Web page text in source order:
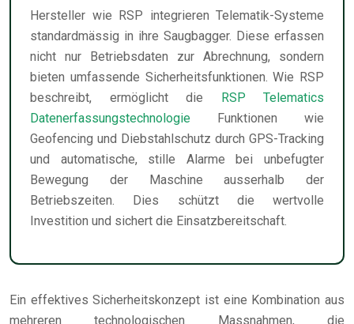
Hersteller wie RSP integrieren Telematik-Systeme
standardmässig in ihre Saugbagger. Diese erfassen
nicht nur Betriebsdaten zur Abrechnung, sondern
bieten umfassende Sicherheitsfunktionen. Wie RSP
beschreibt, ermöglicht die RSP Telematics
Datenerfassungstechnologie Funktionen wie
Geofencing und Diebstahlschutz durch GPS-Tracking
und automatische, stille Alarme bei unbefugter
Bewegung der Maschine ausserhalb der
Betriebszeiten. Dies schützt die wertvolle
Investition und sichert die Einsatzbereitschaft.
Ein effektives Sicherheitskonzept ist eine Kombination aus
mehreren technologischen Massnahmen, die